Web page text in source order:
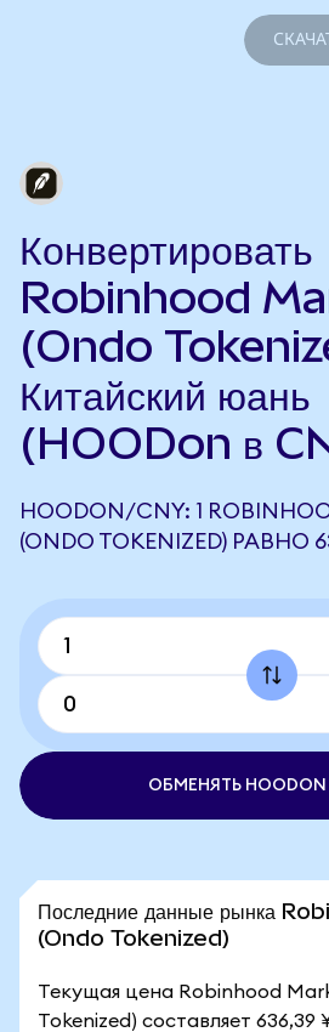
Конвертировать
Robinhood
(Ondo
Китайский юань
(HOODon в
HOODON/CNY: 1
(ONDO TOKENIZED) РАВНО
ОБМЕНЯТЬ HOODON
Последние данные рынка
(Ondo Tokenized)
Текущая цена Robinhood
Tokenized) составляет 636,39